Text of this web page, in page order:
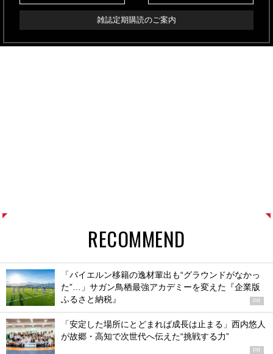
雑誌定期購読のご案内
RECOMMEND
「バイエルン移籍の逸材輩出も“グラウンドがなかっ
た”…」サガン鳥栖最強アカデミーを変えた『企業版
ふるさと納税』
PR
「安定した場所にとどまれば成長は止まる」西内悠人
が故郷・高知で次世代へ伝えた“挑戦する力”
PR